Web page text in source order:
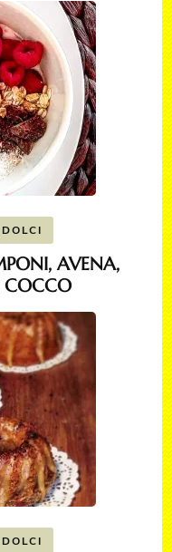
DOLCI
AVENA,
COCCO
DOLCI